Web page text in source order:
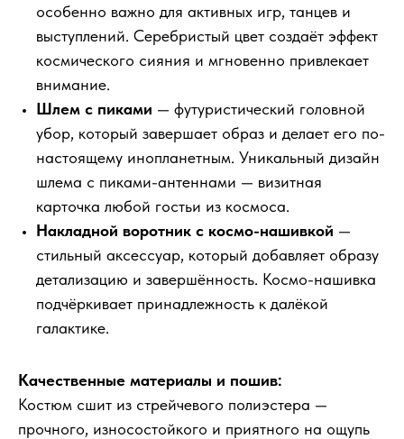
особенно важно для активных игр, танцев и
выступлений. Серебристый цвет создаёт эффект
космического сияния и мгновенно привлекает
внимание.
Шлем с пиками — футуристический головной
убор, который завершает образ и делает его по-
настоящему инопланетным. Уникальный дизайн
шлема с пиками-антеннами — визитная
карточка любой гостьи из космоса.
Накладной воротник с космо-нашивкой —
стильный аксессуар, который добавляет образу
детализацию и завершённость. Космо-нашивка
подчёркивает принадлежность к далёкой
галактике.
Качественные материалы и пошив:
Костюм сшит из стрейчевого полиэстера —
прочного, износостойкого и приятного на ощупь